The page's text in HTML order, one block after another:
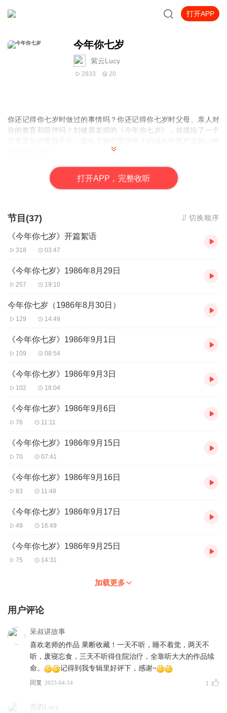
打开APP
今年你七岁
紫云Lucy
2833 20
你还记得你七岁时做过的事情吗？你还记得你七岁时父母、亲人对
你的教育和陪伴吗？刘健屏老师的《今年你七岁》，就描绘了一个
年，自以为“成熟”了，身后就有形无形地和童年划下了一道沟壑，要
填平这道沟壑，沟通成人和孩童两个世界，却成了一件极为艰难的
这本书代表了一代人，写出了八十年代年轻父母的普遍性，当今天
八零后也都已经是壹零后的父母时，恰恰也面临着当初自己父母的
经历，希望更多的年轻的爸爸妈妈们喜欢思考、喜欢借鉴并与时俱
进，使我们的下一代都健康快乐，成长壮大。
打开APP，完整收听
节目(37) 切换顺序
《今年你七岁》开篇絮语
318 03:47
《今年你七岁》1986年8月29日
257 19:10
今年你七岁（1986年8月30日）
129 14:49
《今年你七岁》1986年9月1日
109 08:54
《今年你七岁》1986年9月3日
102 18:04
《今年你七岁》1986年9月6日
76 11:11
《今年你七岁》1986年9月15日
70 07:41
《今年你七岁》1986年9月16日
83 11:48
《今年你七岁》1986年9月17日
49 16:49
《今年你七岁》1986年9月25日
75 14:31
加载更多
用户评论
呆叔讲故事
喜欢老师的作品 果断收藏！一天不听，睡不着觉，两天不
听，废寝忘食，三天不听得住院治疗，全靠听大大的作品续
命。
记得到我专辑里好评下，感谢~
回复 2023-04-14 1
亮奶Lucy